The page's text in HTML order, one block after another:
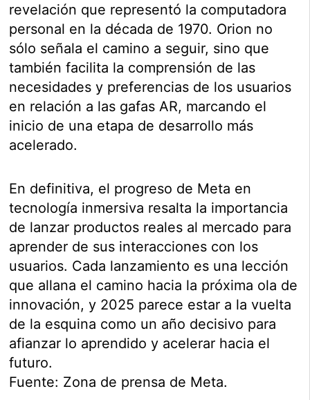
revelación que representó la computadora
personal en la década de 1970. Orion no
sólo señala el camino a seguir, sino que
también facilita la comprensión de las
necesidades y preferencias de los usuarios
en relación a las gafas AR, marcando el
inicio de una etapa de desarrollo más
acelerado.
En definitiva, el progreso de Meta en
tecnología inmersiva resalta la importancia
de lanzar productos reales al mercado para
aprender de sus interacciones con los
usuarios. Cada lanzamiento es una lección
que allana el camino hacia la próxima ola de
innovación, y 2025 parece estar a la vuelta
de la esquina como un año decisivo para
afianzar lo aprendido y acelerar hacia el
futuro.
Fuente: Zona de prensa de Meta.